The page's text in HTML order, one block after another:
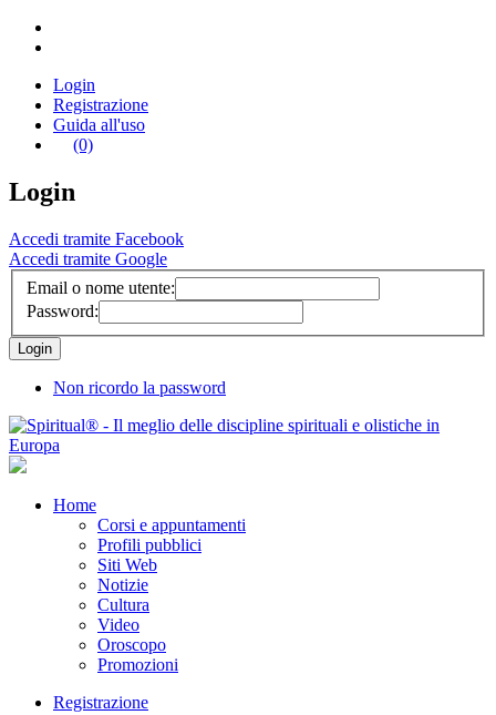
Login
Registrazione
Guida all'uso
(0)
Login
Accedi tramite Facebook
Accedi tramite Google
Email o nome utente:
Password:
Non ricordo la password
Home
Corsi e appuntamenti
Profili pubblici
Siti Web
Notizie
Cultura
Video
Oroscopo
Promozioni
Registrazione